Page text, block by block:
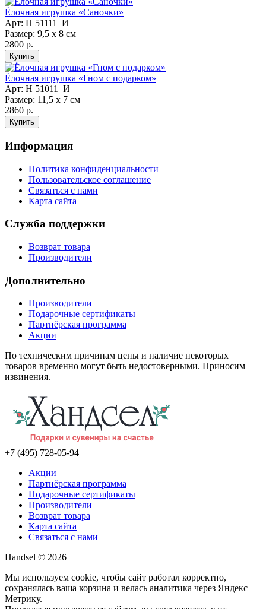
Ёлочная игрушка «Саночки»
Арт: Н 51111_И
Размер: 9,5 х 8 см
2800 р.
Ёлочная игрушка «Гном с подарком»
Арт: Н 51011_И
Размер: 11,5 х 7 см
2860 р.
Информация
Политика конфиденциальности
Пользовательское соглашение
Связаться с нами
Карта сайта
Служба поддержки
Возврат товара
Производители
Дополнительно
Производители
Подарочные сертификаты
Партнёрская программа
Акции
По техническим причинам цены и наличие некоторых
товаров временно могут быть недостоверными. Приносим
извинения.
+7 (495) 728-05-94
Акции
Партнёрская программа
Подарочные сертификаты
Производители
Возврат товара
Карта сайта
Связаться с нами
Handsel © 2026
Мы используем cookie, чтобы сайт работал корректно,
сохранялась ваша корзина и велась аналитика через Яндекс
Метрику.